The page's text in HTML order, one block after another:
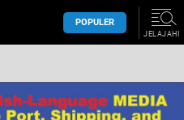
POPULER
JELAJAHI